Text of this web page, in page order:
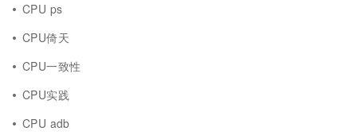
CPU ps
CPU倚天
CPU一致性
CPU实践
CPU adb